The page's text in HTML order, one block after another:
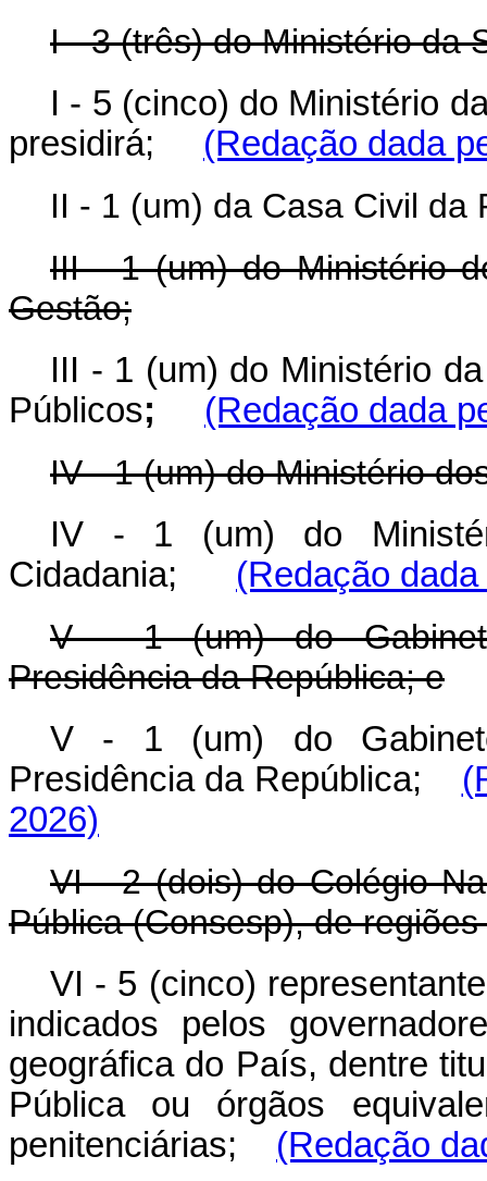
I - 3 (três) do Ministério da
I - 5 (cinco) do Ministério
presidirá; (Redação dada
II - 1 (um) da Casa Civil da
III - 1 (um) do Ministério
Gestão;
III - 1 (um) do Ministério
Públicos; (Redação dada
IV - 1 (um) do Ministério
IV - 1 (um) do
Cidadania; (Redação
V - 1 (um) do
Presidência da República; e
V - 1 (um) do
Presidência da República;
2026)
VI - 2 (dois) do Colégio
Pública (Consesp), de
VI - 5 (cinco)
indicados pelos
geográfica do País, dentre
Pública ou órgãos
penitenciárias; (Redação